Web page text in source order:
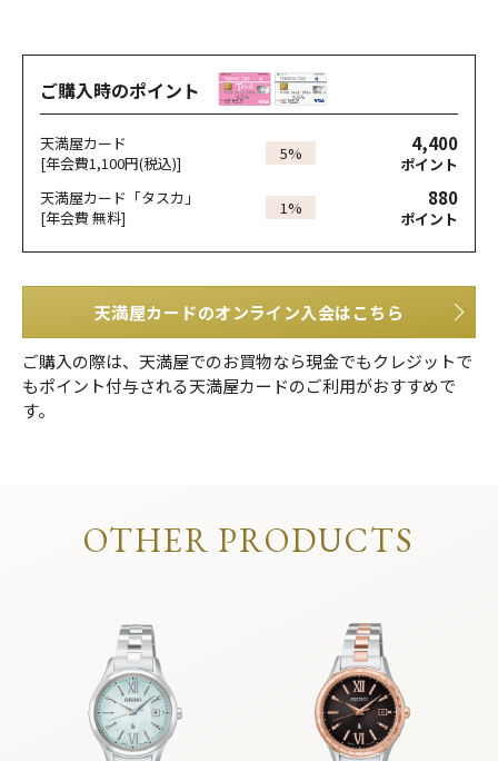
ご購入時のポイント
天満屋カード
[年会費1,100円(税込)]
5% 4,400
ポイント
天満屋カード「タスカ」
[年会費 無料]
1% 880
ポイント
天満屋カードのオンライン入会はこちら
ご購入の際は、天満屋でのお買物なら現金でもクレジットで
もポイント付与される天満屋カードのご利用がおすすめで
す。
OTHER PRODUCTS